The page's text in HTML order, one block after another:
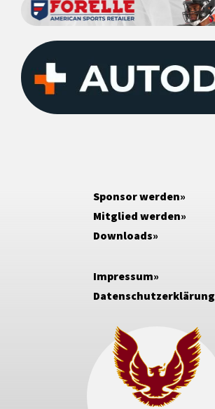
Sponsor werden
Mitglied werden
Downloads
Impressum
Datenschutzerklärung